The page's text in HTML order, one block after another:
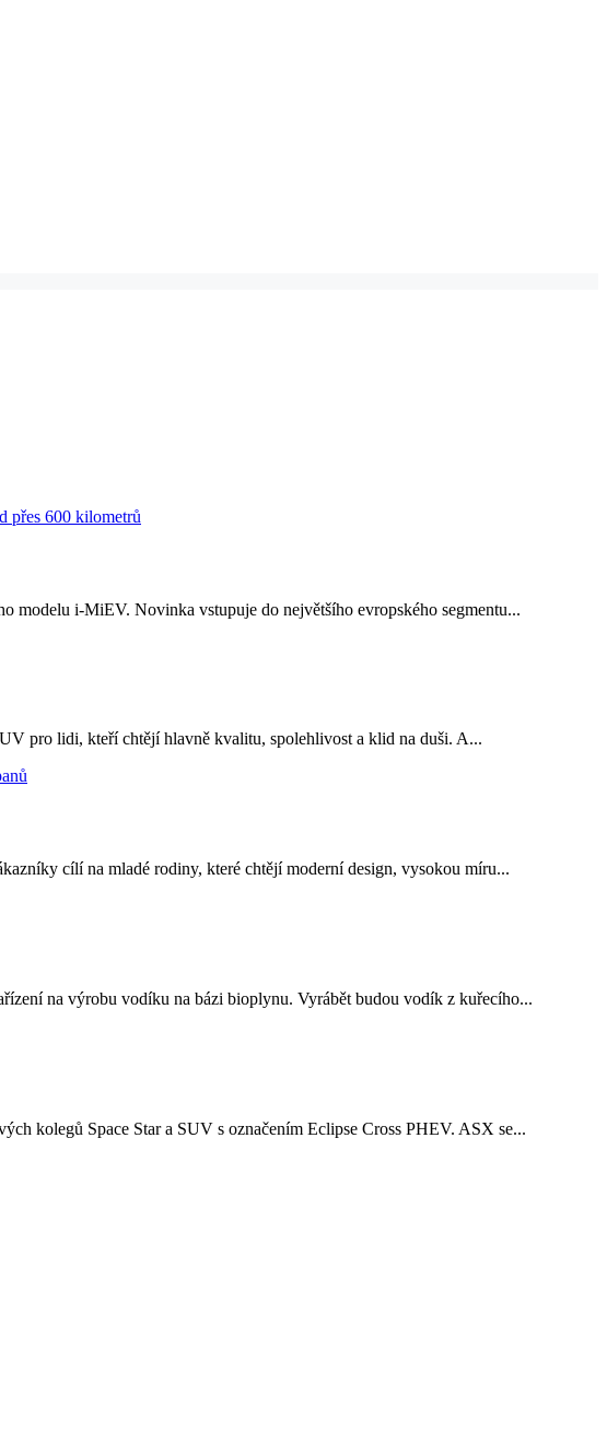
modelu i-MiEV. Novinka vstupuje do největšího evropského segmentu...
pro lidi, kteří chtějí hlavně kvalitu, spolehlivost a klid na duši. A...
cílí na mladé rodiny, které chtějí moderní design, vysokou míru...
na výrobu vodíku na bázi bioplynu. Vyrábět budou vodík z kuřecího...
kolegů Space Star a SUV s označením Eclipse Cross PHEV. ASX se...